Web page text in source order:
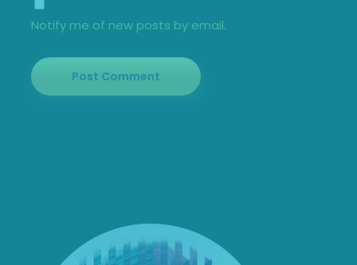
Notify me of new posts by email.
Post Comment